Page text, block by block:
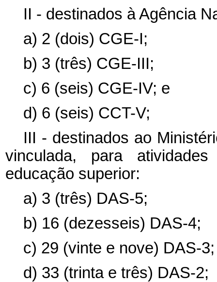
II - destinados à Agência
a) 2 (dois) CGE-I;
b) 3 (três) CGE-III;
c) 6 (seis) CGE-IV; e
d) 6 (seis) CCT-V;
III - destinados ao
vinculada, para
educação superior:
a) 3 (três) DAS-5;
b) 16 (dezesseis) DAS-4;
c) 29 (vinte e nove) DAS-3;
d) 33 (trinta e três) DAS-2;